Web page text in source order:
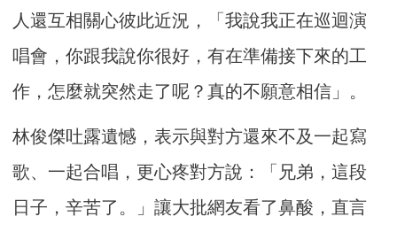
人還互相關心彼此近況，「我說我正在巡迴演
唱會，你跟我說你很好，有在準備接下來的工
作，怎麼就突然走了呢？真的不願意相信」。
林俊傑吐露遺憾，表示與對方還來不及一起寫
歌、一起合唱，更心疼對方說：「兄弟，這段
日子，辛苦了。」讓大批網友看了鼻酸，直言